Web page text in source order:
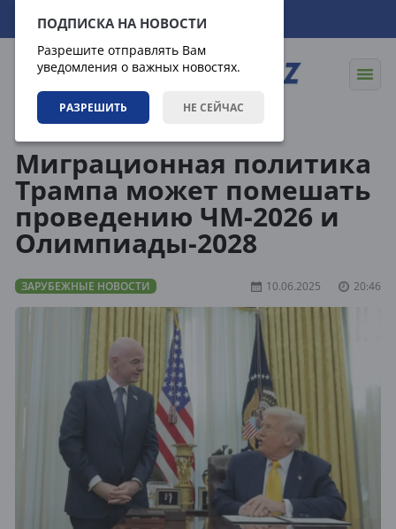
ПОДПИСКА НА НОВОСТИ
Разрешите отправлять Вам
уведомления о важных новостях.
РАЗРЕШИТЬ НЕ СЕЙЧАС
08.08.2026 14:07:53
Миграционная политика
Трампа может помешать
проведению ЧМ-2026 и
Олимпиады-2028
ЗАРУБЕЖНЫЕ НОВОСТИ 10.06.2025 20:46